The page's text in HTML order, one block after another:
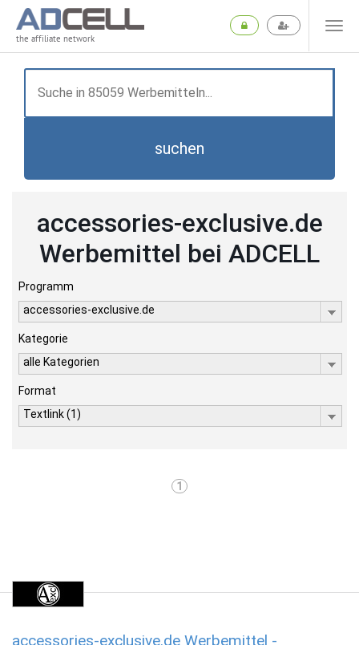
the affiliate network
suchen
accessories-exclusive.de
Werbemittel bei ADCELL
Programm
accessories-exclusive.de
Kategorie
alle Kategorien
Format
Textlink (1)
1
accessories-exclusive.de Werbemittel -